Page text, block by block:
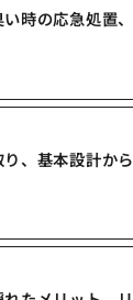
時の応急処置
、基本設計か